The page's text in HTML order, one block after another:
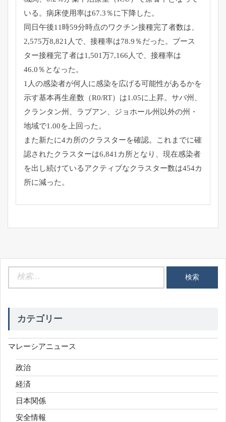
いる。病床使用率は67.3％に下降した。
同日午後11時59分時点のワクチン接種完了者数は、
2,575万8,821人で、接種率は78.9％だった。 ブース
ター接種完了者は1,501万7,166人で、 接種率は
46.0％となった。
1人の感染者が何人に感染を広げる可能性があるかを
示す基本再生産数（R0/RT）は1.05に上昇。サバ州、
クランタン州、 ラブアン、ジョホール州以外の州・
地域で1.00を上回った。
また新たに4カ所のクラスターを確認。
これまでに確
認されたクラスターは6,841カ所となり、 現在感染者
を出し続けているアクティブなクラスター数は454カ
所に減った。
カテゴリー
マレーシアニュース
政治
経済
日本関係
安全情報